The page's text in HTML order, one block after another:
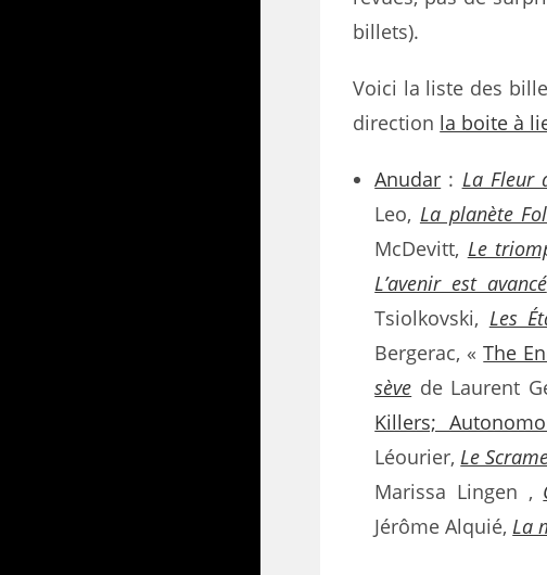
billets).
Voici la liste des
direction la boite à
Anudar : La Fleur
Leo, La planète
McDevitt, Le
L’avenir est avancé
Tsiolkovski, Les
Bergerac, «The
sève de Laurent
Killers;
Léourier,Le
Marissa Lingen ,
Jérôme Alquié,La